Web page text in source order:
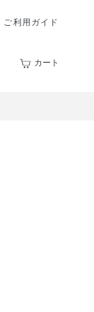
ご利用ガイド
カート